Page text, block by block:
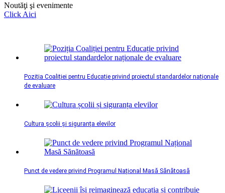
Noutăţi şi evenimente
Click Aici
Poziția Coaliției pentru Educație privind proiectul standardelor naționale
de evaluare
Cultura școlii și siguranța elevilor
Punct de vedere privind Programul Național Masă Sănătoasă